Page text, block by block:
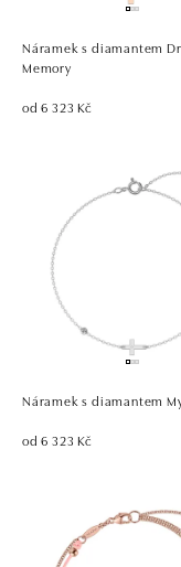
Náramek s diamantem
Memory
od 6 323 Kč
Náramek s diamantem
od 6 323 Kč